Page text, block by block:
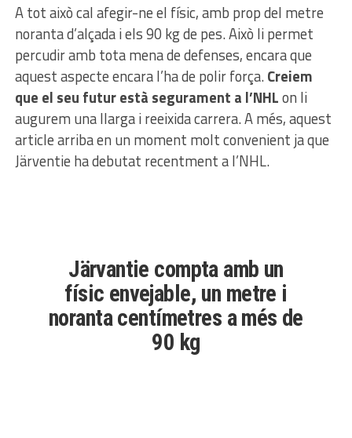
A tot això cal afegir-ne el físic, amb prop del metre
noranta d’alçada i els 90 kg de pes. Això li permet
percudir amb tota mena de defenses, encara que
aquest aspecte encara l’ha de polir força.Creiem
que el seu futur està segurament a l’NHLon li
augurem una llarga i reeixida carrera. A més, aquest
article arriba en un moment molt convenient ja que
Järventie ha debutat recentment a l’NHL.
Järvantie compta amb un
físic envejable, un metre i
noranta centímetres a més de
90 kg